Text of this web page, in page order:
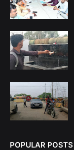
POPULAR POSTS